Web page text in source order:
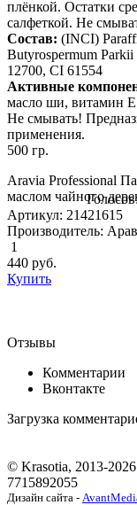
плёнкой. Остатки
салфеткой. Не
Состав: (INCI)
Butyrospermum
12700, CI 61554
Активные
масло ши, витамин Е
Не смывать!
применения.
500 гр.
Aravia Professional
маслом чайного
Артикул: 21421615
Производитель:
1
440 руб.
Купить
Отзывы
Комментарии
Вконтакте
Загрузка
© Krasotia, 2013-
7715892055
Дизайн сайта -